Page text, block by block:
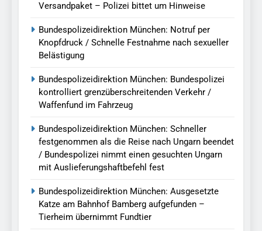
Versandpaket – Polizei bittet um Hinweise
Bundespolizeidirektion München: Notruf per
Knopfdruck / Schnelle Festnahme nach sexueller
Belästigung
Bundespolizeidirektion München: Bundespolizei
kontrolliert grenzüberschreitenden Verkehr /
Waffenfund im Fahrzeug
Bundespolizeidirektion München: Schneller
festgenommen als die Reise nach Ungarn beendet
/ Bundespolizei nimmt einen gesuchten Ungarn
mit Auslieferungshaftbefehl fest
Bundespolizeidirektion München: Ausgesetzte
Katze am Bahnhof Bamberg aufgefunden –
Tierheim übernimmt Fundtier